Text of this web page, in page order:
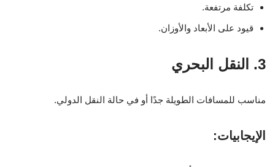
تكلفة مرتفعة.
قيود على الأبعاد والأوزان.
3. النقل البحري
مناسب للمسافات الطويلة جدًا أو في حالة النقل الدولي.
الإيجابيات: